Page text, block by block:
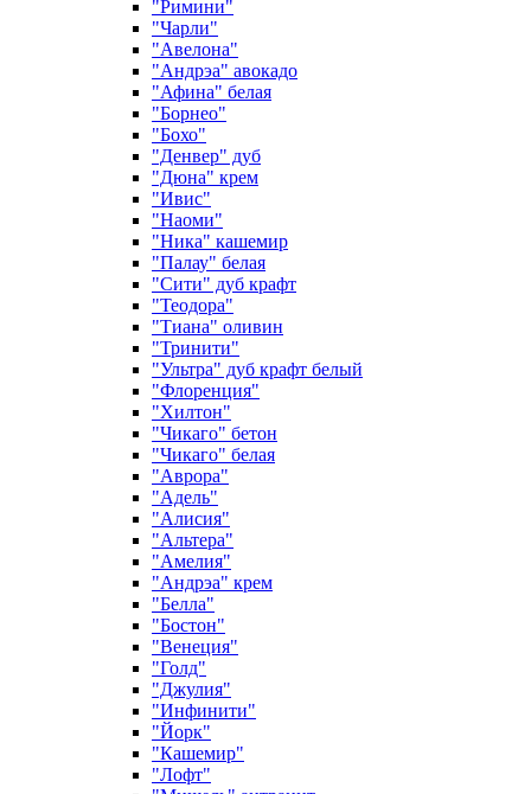
"Римини"
"Чарли"
"Авелона"
"Андрэа" авокадо
"Афина" белая
"Борнео"
"Бохо"
"Денвер" дуб
"Дюна" крем
"Ивис"
"Наоми"
"Ника" кашемир
"Палау" белая
"Сити" дуб крафт
"Теодора"
"Тиана" оливин
"Тринити"
"Ультра" дуб крафт белый
"Флоренция"
"Хилтон"
"Чикаго" бетон
"Чикаго" белая
"Аврора"
"Адель"
"Алисия"
"Альтера"
"Амелия"
"Андрэа" крем
"Белла"
"Бостон"
"Венеция"
"Голд"
"Джулия"
"Инфинити"
"Йорк"
"Кашемир"
"Лофт"